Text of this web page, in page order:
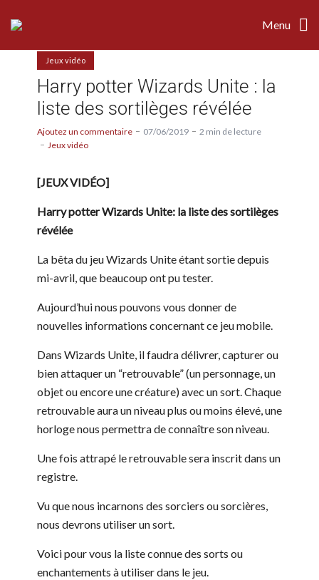
Menu
Jeux vidéo
Harry potter Wizards Unite : la
liste des sortilèges révélée
Ajoutez un commentaire 07/06/2019
2 min de lecture
Jeux vidéo
[JEUX VIDÉO]
Harry potter Wizards Unite: la liste des sortilèges
révélée
La bêta du jeu Wizards Unite étant sortie depuis
mi-avril, que beaucoup ont pu tester.
Aujourd’hui nous pouvons vous donner de
nouvelles informations concernant ce jeu mobile.
Dans Wizards Unite, il faudra délivrer, capturer ou
bien attaquer un “retrouvable” (un personnage, un
objet ou encore une créature) avec un sort. Chaque
retrouvable aura un niveau plus ou moins élevé, une
horloge nous permettra de connaître son niveau.
Une fois attrapé le retrouvable sera inscrit dans un
registre.
Vu que nous incarnons des sorciers ou sorcières,
nous devrons utiliser un sort.
Voici pour vous la liste connue des sorts ou
enchantements à utiliser dans le jeu.